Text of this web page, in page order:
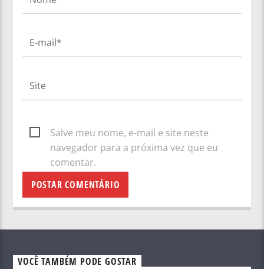
Salve meu nome, e-mail e site neste
navegador para a próxima vez que eu
comentar.
VOCÊ TAMBÉM PODE GOSTAR